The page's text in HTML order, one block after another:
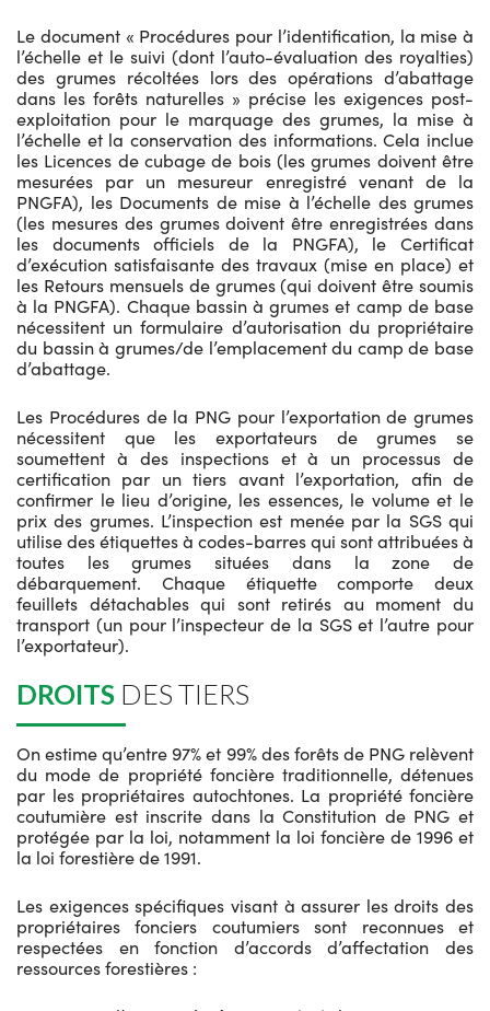
Le document « Procédures pour l’identification, la mise à
l’échelle et le suivi (dont l’auto-évaluation des royalties)
des grumes récoltées lors des opérations d’abattage
dans les forêts naturelles » précise les exigences post-
exploitation pour le marquage des grumes, la mise à
l’échelle et la conservation des informations. Cela inclue
les Licences de cubage de bois (les grumes doivent être
mesurées par un mesureur enregistré venant de la
PNGFA), les Documents de mise à l’échelle des grumes
(les mesures des grumes doivent être enregistrées dans
les documents officiels de la PNGFA), le Certificat
d’exécution satisfaisante des travaux (mise en place) et
les Retours mensuels de grumes (qui doivent être soumis
à la PNGFA). Chaque bassin à grumes et camp de base
nécessitent un formulaire d’autorisation du propriétaire
du bassin à grumes/de l’emplacement du camp de base
d’abattage.
Les Procédures de la PNG pour l’exportation de grumes
nécessitent que les exportateurs de grumes se
soumettent à des inspections et à un processus de
certification par un tiers avant l’exportation, afin de
confirmer le lieu d’origine, les essences, le volume et le
prix des grumes. L’inspection est menée par la SGS qui
utilise des étiquettes à codes-barres qui sont attribuées à
toutes les grumes situées dans la zone de
débarquement. Chaque étiquette comporte deux
feuillets détachables qui sont retirés au moment du
transport (un pour l’inspecteur de la SGS et l’autre pour
l’exportateur).
DROITS DES TIERS
On estime qu’entre 97% et 99% des forêts de PNG relèvent
du mode de propriété foncière traditionnelle, détenues
par les propriétaires autochtones. La propriété foncière
coutumière est inscrite dans la Constitution de PNG et
protégée par la loi, notamment la loi foncière de 1996 et
la loi forestière de 1991.
Les exigences spécifiques visant à assurer les droits des
propriétaires fonciers coutumiers sont reconnues et
respectées en fonction d’accords d’affectation des
ressources forestières :